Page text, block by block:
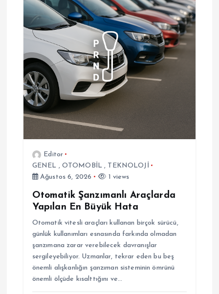
n
m
e
s
Editor
GENEL , OTOMOBİL , TEKNOLOJİ
Ağustos 6, 2026
1 views
Otomatik Şanzımanlı Araçlarda
Yapılan En Büyük Hata
Otomatik vitesli araçları kullanan birçok sürücü,
günlük kullanımları esnasında farkında olmadan
şanzımana zarar verebilecek davranışlar
sergileyebiliyor. Uzmanlar, tekrar eden bu beş
önemli alışkanlığın şanzıman sisteminin ömrünü
önemli ölçüde kısalttığını ve…